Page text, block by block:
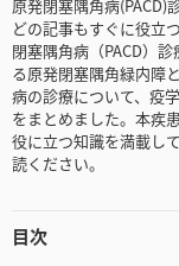
原発閉塞隅角病(PACD)
どの記事もすぐに役立
閉塞隅角病（PACD）
る原発閉塞隅角緑内障
病の診療について、疫
をまとめました。本疾
役に立つ知識を満載し
読ください。
目次